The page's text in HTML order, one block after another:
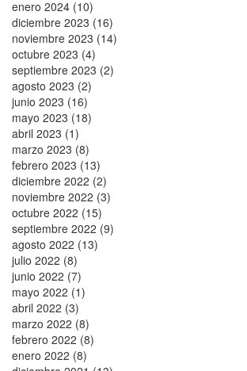
enero 2024 (10)
diciembre 2023 (16)
noviembre 2023 (14)
octubre 2023 (4)
septiembre 2023 (2)
agosto 2023 (2)
junio 2023 (16)
mayo 2023 (18)
abril 2023 (1)
marzo 2023 (8)
febrero 2023 (13)
diciembre 2022 (2)
noviembre 2022 (3)
octubre 2022 (15)
septiembre 2022 (9)
agosto 2022 (13)
julio 2022 (8)
junio 2022 (7)
mayo 2022 (1)
abril 2022 (3)
marzo 2022 (8)
febrero 2022 (8)
enero 2022 (8)